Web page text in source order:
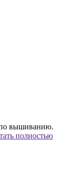
по вышиванию.
полностью